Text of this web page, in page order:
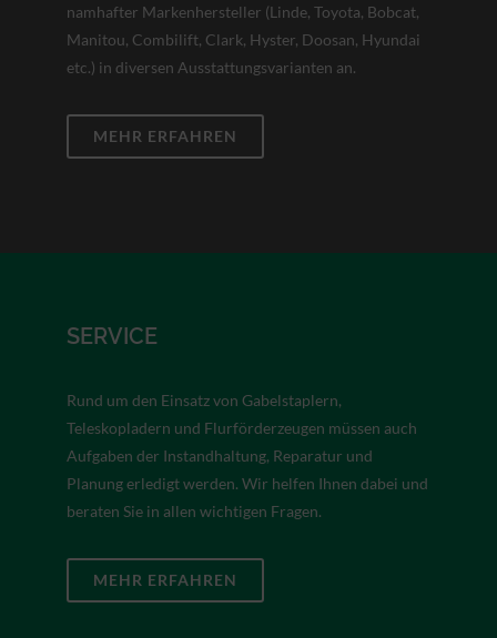
namhafter Markenhersteller (Linde, Toyota, Bobcat,
Manitou, Combilift, Clark, Hyster, Doosan, Hyundai
etc.) in diversen Ausstattungsvarianten an.
MEHR ERFAHREN
SERVICE
Rund um den Einsatz von Gabelstaplern,
Teleskopladern und Flurförderzeugen müssen auch
Aufgaben der Instandhaltung, Reparatur und
Planung erledigt werden. Wir helfen Ihnen dabei und
beraten Sie in allen wichtigen Fragen.
MEHR ERFAHREN